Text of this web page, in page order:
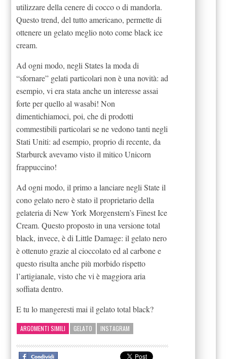
utilizzare della cenere di cocco o di mandorla.
Questo trend, del tutto americano, permette di
ottenere un gelato meglio noto come black ice
cream.
Ad ogni modo, negli States la moda di
“sfornare” gelati particolari non è una novità: ad
esempio, vi era stata anche un interesse assai
forte per quello al wasabi! Non
dimentichiamoci, poi, che di prodotti
commestibili particolari se ne vedono tanti negli
Stati Uniti: ad esempio, proprio di recente, da
Starburck avevamo visto il mitico Unicorn
frappuccino!
Ad ogni modo, il primo a lanciare negli State il
cono gelato nero è stato il proprietario della
gelateria di New York Morgenstern’s Finest Ice
Cream. Questo proposto in una versione total
black, invece, è di Little Damage: il gelato nero
è ottenuto grazie al cioccolato ed al carbone e
questo risulta anche più morbido rispetto
l’artigianale, visto che vi è maggiora aria
soffiata dentro.
E tu lo mangeresti mai il gelato total black?
ARGOMENTI SIMILI GELATO INSTAGRAM